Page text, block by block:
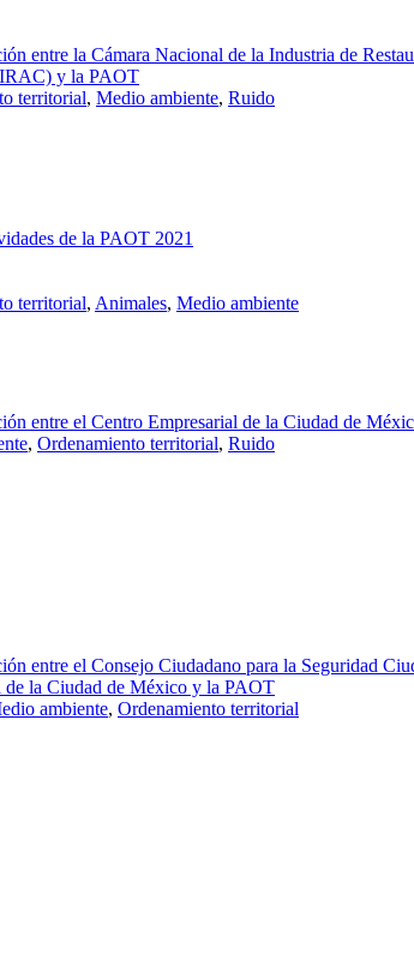
entre la Cámara Nacional de la Industria de
y la PAOT
territorial, Medio ambiente, Ruido
de la PAOT 2021
territorial, Animales, Medio ambiente
entre el Centro Empresarial de la Ciudad de
, Ordenamiento territorial, Ruido
entre el Consejo Ciudadano para la Seguridad
de la Ciudad de México y la PAOT
ambiente, Ordenamiento territorial